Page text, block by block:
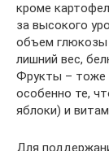
кроме
за высокого
объем глюкозы
лишний вес,
Фрукты – тоже
особенно те,
яблоки) и
Для